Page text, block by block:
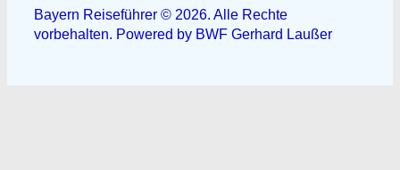
Bayern Reiseführer © 2026. Alle Rechte
vorbehalten. Powered by BWF Gerhard Laußer